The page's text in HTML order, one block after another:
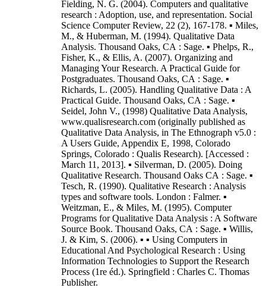
Fielding, N. G. (2004). Computers and qualitative
research : Adoption, use, and representation. Social
Science Computer Review, 22 (2), 167-178. ▪ Miles,
M., & Huberman, M. (1994). Qualitative Data
Analysis. Thousand Oaks, CA : Sage. ▪ Phelps, R.,
Fisher, K., & Ellis, A. (2007). Organizing and
Managing Your Research. A Practical Guide for
Postgraduates. Thousand Oaks, CA : Sage. ▪
Richards, L. (2005). Handling Qualitative Data : A
Practical Guide. Thousand Oaks, CA : Sage. ▪
Seidel, John V., (1998) Qualitative Data Analysis,
www.qualisresearch.com (originally published as
Qualitative Data Analysis, in The Ethnograph v5.0 :
A Users Guide, Appendix E, 1998, Colorado
Springs, Colorado : Qualis Research). [Accessed :
March 11, 2013]. ▪ Silverman, D. (2005). Doing
Qualitative Research. Thousand Oaks CA : Sage. ▪
Tesch, R. (1990). Qualitative Research : Analysis
types and software tools. London : Falmer. ▪
Weitzman, E., & Miles, M. (1995). Computer
Programs for Qualitative Data Analysis : A Software
Source Book. Thousand Oaks, CA : Sage. ▪ Willis,
J. & Kim, S. (2006). ▪ ▪ Using Computers in
Educational And Psychological Research : Using
Information Technologies to Support the Research
Process (1re éd.). Springfield : Charles C. Thomas
Publisher.